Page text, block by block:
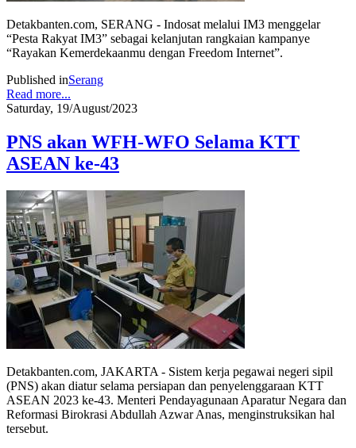
Detakbanten.com, SERANG - Indosat melalui IM3 menggelar
“Pesta Rakyat IM3” sebagai kelanjutan rangkaian kampanye
“Rayakan Kemerdekaanmu dengan Freedom Internet”.
Published inSerang
Read more...
Saturday, 19/August/2023
PNS akan WFH-WFO Selama KTT
ASEAN ke-43
Detakbanten.com, JAKARTA - Sistem kerja pegawai negeri sipil
(PNS) akan diatur selama persiapan dan penyelenggaraan KTT
ASEAN 2023 ke-43. Menteri Pendayagunaan Aparatur Negara dan
Reformasi Birokrasi Abdullah Azwar Anas, menginstruksikan hal
tersebut.